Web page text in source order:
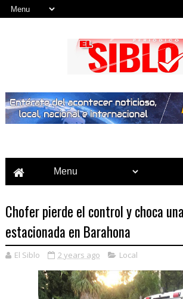
Chofer pierde el control y choca
estacionada en Barahona
El Siblo 2 years ago Local